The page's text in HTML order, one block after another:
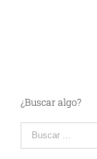
¿Buscar algo?
Search
for: